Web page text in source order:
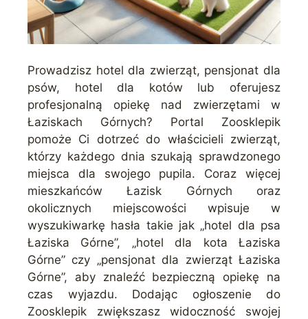
Prowadzisz hotel dla zwierząt, pensjonat dla
psów, hotel dla kotów lub oferujesz
profesjonalną opiekę nad zwierzętami w
Łaziskach Górnych? Portal Zoosklepik
pomoże Ci dotrzeć do właścicieli zwierząt,
którzy każdego dnia szukają sprawdzonego
miejsca dla swojego pupila. Coraz więcej
mieszkańców Łazisk Górnych oraz
okolicznych miejscowości wpisuje w
wyszukiwarkę hasła takie jak „hotel dla psa
Łaziska Górne”, „hotel dla kota Łaziska
Górne” czy „pensjonat dla zwierząt Łaziska
Górne”, aby znaleźć bezpieczną opiekę na
czas wyjazdu. Dodając ogłoszenie do
Zoosklepik zwiększasz widoczność swojej